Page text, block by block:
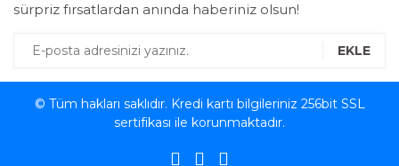
sürpriz fırsatlardan anında haberiniz olsun!
EKLE
© Tüm hakları saklıdır. Kredi kartı bilgileriniz 256bit SSL
sertifikası ile korunmaktadır.